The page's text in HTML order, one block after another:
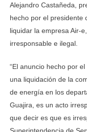
Alejandro Castañeda,
hecho por el presidente
liquidar la empresa Air-
irresponsable e ilegal.
“El anuncio hecho por
una liquidación de la
de energía en los
Guajira, es un acto
que decir es que es